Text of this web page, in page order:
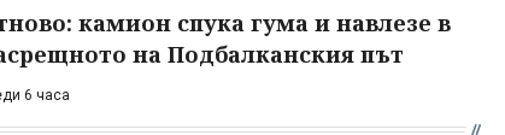
камион спука гума и навлезе в
на Подбалканския път
6 часа